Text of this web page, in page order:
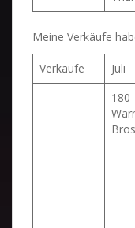
Meine Verkäufe
Verkäufe Juli
180
Bros